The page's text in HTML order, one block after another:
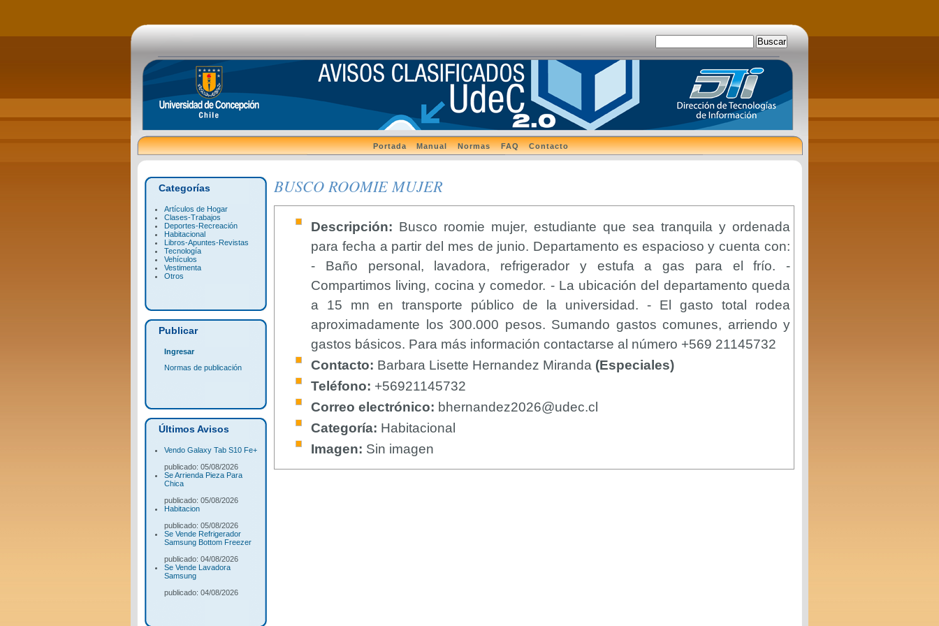
Portada Manual Normas FAQ Contacto
Categorías
Artículos de Hogar
Clases-Trabajos
Deportes-Recreación
Habitacional
Libros-Apuntes-Revistas
Tecnología
Vehículos
Vestimenta
Otros
Publicar
Ingresar
Normas de publicación
Últimos Avisos
Vendo Galaxy Tab S10 Fe+
publicado: 05/08/2026
Se Arrienda Pieza Para
Chica
publicado: 05/08/2026
Habitacion
publicado: 05/08/2026
Se Vende Refrigerador
Samsung Bottom Freezer
publicado: 04/08/2026
Se Vende Lavadora
Samsung
publicado: 04/08/2026
BUSCO ROOMIE MUJER
Descripción: Busco roomie mujer, estudiante que sea tranquila y ordenada
para fecha a partir del mes de junio. Departamento es espacioso y cuenta con:
- Baño personal, lavadora, refrigerador y estufa a gas para el frío. -
Compartimos living, cocina y comedor. - La ubicación del departamento queda
a 15 mn en transporte público de la universidad. - El gasto total rodea
aproximadamente los 300.000 pesos. Sumando gastos comunes, arriendo y
gastos básicos. Para más información contactarse al número +569 21145732
Contacto: Barbara Lisette Hernandez Miranda (Especiales)
Teléfono: +56921145732
Correo electrónico: bhernandez2026@udec.cl
Categoría: Habitacional
Imagen: Sin imagen